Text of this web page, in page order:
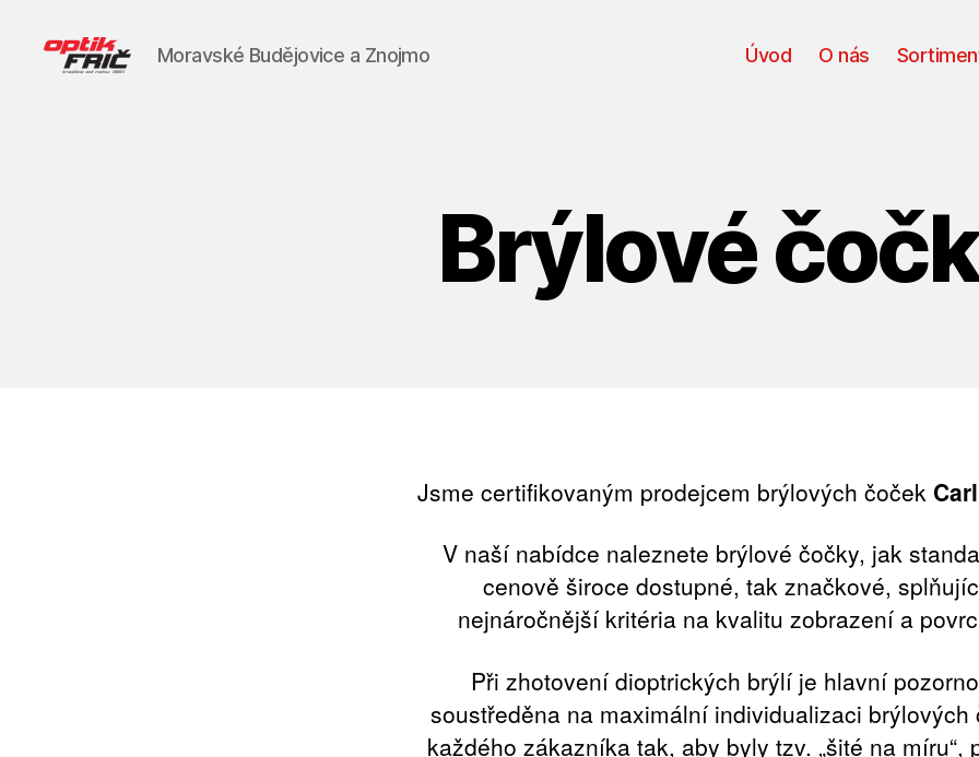
Moravské Budějovice a Znojmo Úvod O nás
Brýlové
Jsme certifikovaným prodejcem brýlových čoček
V naší nabídce naleznete brýlové čočky, jak
cenově široce dostupné, tak značkové,
nejnáročnější kritéria na kvalitu zobrazení a
Při zhotovení dioptrických brýlí je hlavní
soustředěna na maximální individualizaci brýlových
každého zákazníka tak, aby byly tzv. „šité na míru“,